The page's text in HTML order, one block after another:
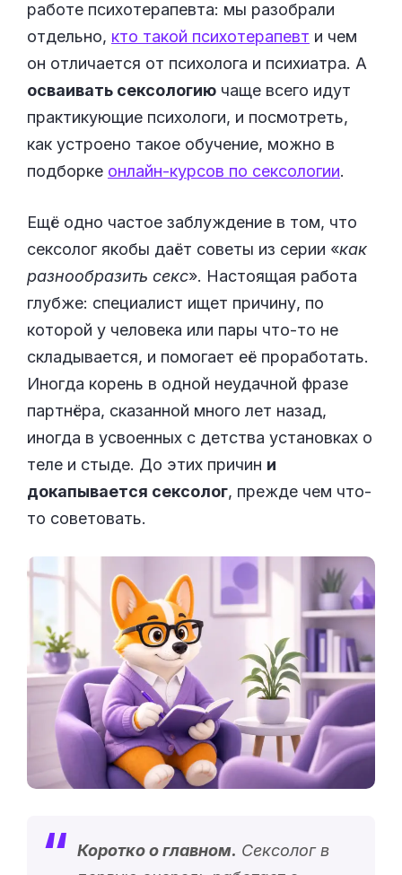
работе психотерапевта: мы разобрали
отдельно, кто такой психотерапевт и чем
он отличается от психолога и психиатра. А
осваивать сексологию чаще всего идут
практикующие психологи, и посмотреть,
как устроено такое обучение, можно в
подборке онлайн-курсов по сексологии.
Ещё одно частое заблуждение в том, что
сексолог якобы даёт советы из серии «как
разнообразить секс». Настоящая работа
глубже: специалист ищет причину, по
которой у человека или пары что-то не
складывается, и помогает её проработать.
Иногда корень в одной неудачной фразе
партнёра, сказанной много лет назад,
иногда в усвоенных с детства установках о
теле и стыде. До этих причин и
докапывается сексолог, прежде чем что-
то советовать.
Коротко о главном. Сексолог в